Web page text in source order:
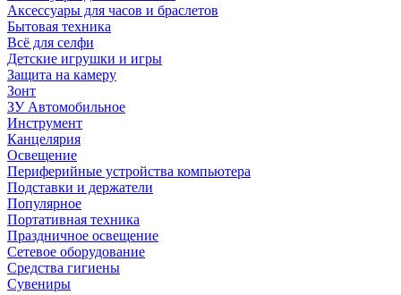
Аксессуары для часов и браслетов
Бытовая техника
Всё для селфи
Детские игрушки и игры
Защита на камеру
Зонт
ЗУ Автомобильное
Инструмент
Канцелярия
Освещение
Периферийные устройства компьютера
Подставки и держатели
Популярное
Портативная техника
Праздничное освещение
Сетевое оборудование
Средства гигиены
Сувениры